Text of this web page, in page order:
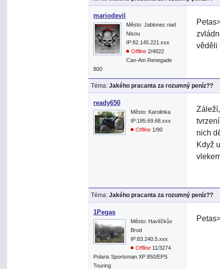
mariodevil
Město: Jablonec nad
Nisou
IP:82.145.221.xxx
Offline 2/4822
Can-Am Renegade
800
věděli
Téma: Jakého pracanta za rozumný peníz??
ready650
Město: Karolinka
IP:185.69.68.xxx
Offline 1/90
nich
Když
Téma: Jakého pracanta za rozumný peníz??
1Pegas
Město: Havlíčkův
Brod
IP:83.240.5.xxx
Offline 11/3274
Polaris Sportsman XP 850/EPS
Touring